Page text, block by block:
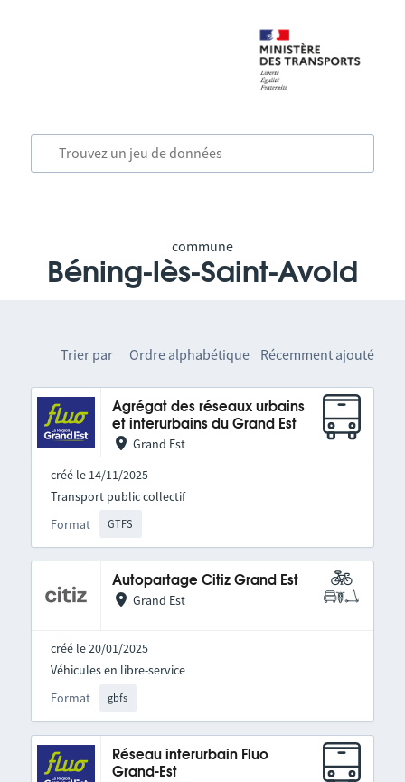
commune
Béning-lès-Saint-Avold
Trier par Ordre alphabétique Récemment ajouté
Agrégat des réseaux urbains
et interurbains du Grand Est
Grand Est
créé le 14/11/2025
Format GTFS
Transport public collectif
Autopartage Citiz Grand Est
Grand Est
créé le 20/01/2025
Format gbfs
Véhicules en libre-service
Réseau interurbain Fluo
Grand-Est